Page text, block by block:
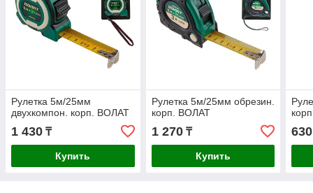
Рулетка 5м/25мм
двухкомпон. корп. ВОЛАТ
1 430 ₸
Купить
Рулетка 5м/25мм обрезин.
корп. ВОЛАТ
1 270₸
Купить
630